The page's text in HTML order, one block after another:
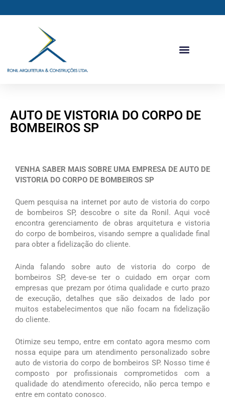
para
AUTO DE VISTORIA DO CORPO DE
BOMBEIROS SP
VENHA SABER MAIS SOBRE UMA EMPRESA DE AUTO DE
VISTORIA DO CORPO DE BOMBEIROS SP
Quem pesquisa na internet por auto de vistoria do corpo
de bombeiros SP, descobre o site da Ronil. Aqui você
encontra gerenciamento de obras arquitetura e vistoria
do corpo de bombeiros, visando sempre a qualidade final
para obter a fidelização do cliente.
Ainda falando sobre auto de vistoria do corpo de
bombeiros SP, deve-se ter o cuidado em orçar com
empresas que prezam por ótima qualidade e curto prazo
de execução, detalhes que são deixados de lado por
muitos estabelecimentos que não focam na fidelização
do cliente.
Otimize seu tempo, entre em contato agora mesmo com
nossa equipe para um atendimento personalizado sobre
auto de vistoria do corpo de bombeiros SP. Nosso time é
composto por profissionais comprometidos com a
qualidade do atendimento oferecido, não perca tempo e
entre em contato conosco.